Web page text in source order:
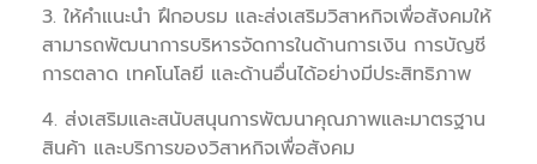
3. ให้คำแนะนำ ฝึกอบรม และส่งเสริมวิสาหกิจเพื่อสังคมให้
สามารถพัฒนาการบริหารจัดการในด้านการเงิน การบัญชี
การตลาด เทคโนโลยี และด้านอื่นได้อย่างมีประสิทธิภาพ
4. ส่งเสริมและสนับสนุนการพัฒนาคุณภาพและมาตรฐาน
สินค้า และบริการของวิสาหกิจเพื่อสังคม